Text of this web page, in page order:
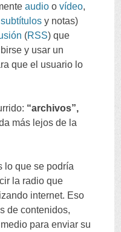
audio o vídeo,
subtítulos y notas)
(RSS)que
y usar un
que el usuario lo
: “archivos”,
más lejos de la
lo que se podría
la radio que
internet. Eso
de contenidos,
para enviar su